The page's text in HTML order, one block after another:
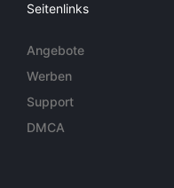
Seitenlinks
Angebote
Werben
Support
DMCA